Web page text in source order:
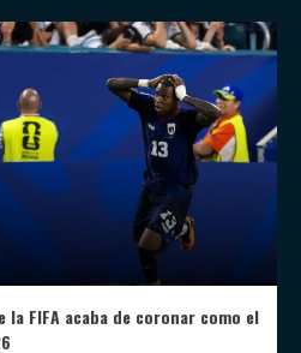
la FIFA acaba de coronar como el